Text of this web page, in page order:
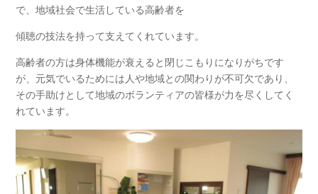
で、地域社会で生活している高齢者を
傾聴の技法を持って支えてくれています。
高齢者の方は身体機能が衰えると閉じこもりになりがちです
が、元気でいるためには人や地域との関わりが不可欠であり、
その手助けとして地域のボランティアの皆様が力を尽くしてく
れています。